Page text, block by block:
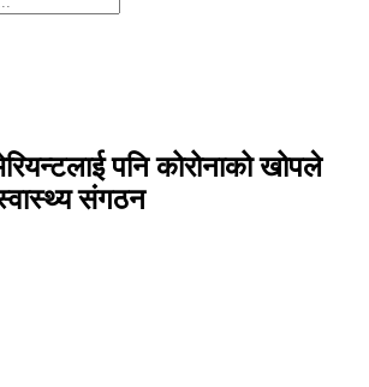
पनि कोरोनाको खोपले
संगठन